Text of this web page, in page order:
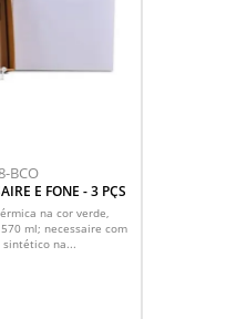
BCO
E FONE - 3 PÇS
na cor verde,
ml; necessaire com
na...